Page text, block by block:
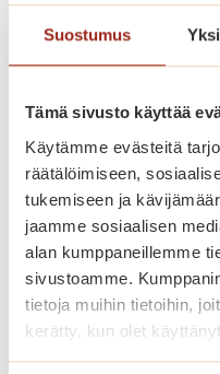
Suostumus
Tämä sivusto käyttää
Käytämme evästeitä
räätälöimiseen,
tukemiseen ja
jaamme sosiaalisen
alan kumppaneillemme
sivustoamme.
tietoja muihin tietoihin,
kerätty, kun olet
makusi mukaan
huonekaluillasi
Asuntojen
asunnon vuokra
käyttö.
henkilöltä
laskutetaan
Asukkailla on
vuokrata
kuukausihintaan.